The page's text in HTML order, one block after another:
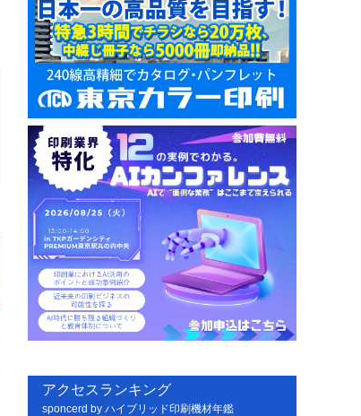
アクセスランキング
sponcerd by ハイブリッド印刷機材年鑑